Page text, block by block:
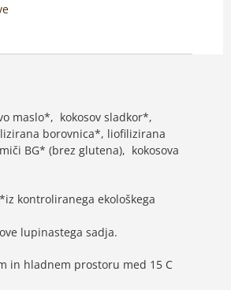
maslo*, kokosov sladkor*,
borovnica*, liofilizirana
BG* (brez glutena), kokosova
kontroliranega ekološkega
lupinastega sadja.
in hladnem prostoru med 15 C